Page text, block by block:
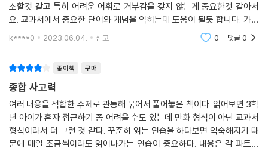
소할것 같고 특히 어려운 어휘로 거부감을 갖지 않는게 중요한것 같아서
요. 교과서에서 중요한 단어와 개념을 익히는데 도움이 될듯 합니다. 가독
성도 좋은 편이고 아이가 혼자 읽기에도 괜찮아요. 과학도 궁금해져서 다
k****0 2023.06.04. 신고 0 댓글0
종이책 구매
종합 사고력
여러 내용을 적합한 주제로 관통해 묶어서 풀어놓은 책이다. 읽어보면 3학
년 아이가 혼자 접근하기 좀 어려울 수도 있는데 만화 형식이 아닌 교과서
형식이라서 더 그런 것 같다. 꾸준히 읽는 연습을 하다보면 익숙해지기 때
문에 매일 조금씩이라도 읽어나가는 연습이 중요하다. 내용은 각 파트별